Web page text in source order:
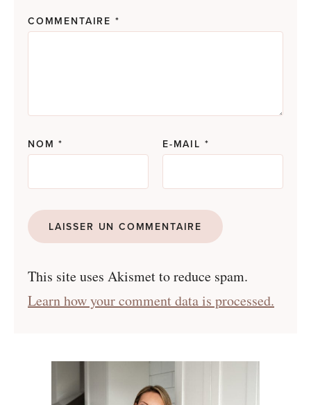
COMMENTAIRE *
NOM* E-MAIL *
This site uses Akismet to reduce spam.
Learn how your comment data is processed.